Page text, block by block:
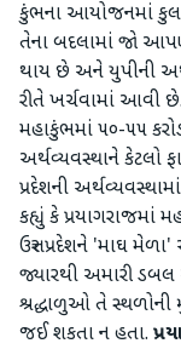
કુંભના આયોજનમાં કુલ
તેના બદલામાં જો
થાય છે અને યુપીની
રીતે ખર્ચવામાં આવી
મહાકુંભમાં ૫૦-૫૫
અર્થવ્યવસ્થાને કેટલો
પ્રદેશની
કહ્યું કે પ્રયાગરાજમાં
ઉત્તર પ્રદેશને 'માઘ
જ્યારથી અમારી ડબલ
શ્રદ્ધાળુઓ તે
જઈ શકતા ન હતા.